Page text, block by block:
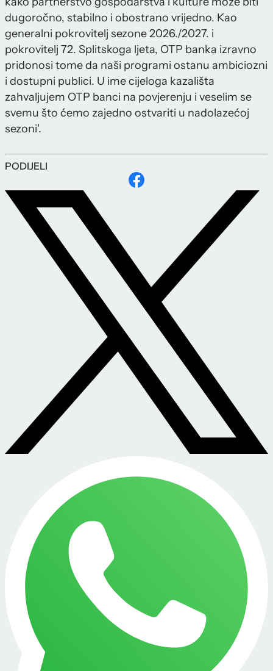
dugoročno, stabilno i obostrano vrijedno. Kao
generalni pokrovitelj sezone 2026./2027. i
pokrovitelj 72. Splitskoga ljeta, OTP banka izravno
pridonosi tome da naši programi ostanu ambiciozni
i dostupni publici. U ime cijeloga kazališta
zahvaljujem OTP banci na povjerenju i veselim se
svemu što ćemo zajedno ostvariti u nadolazećoj
sezoni'.
PODIJELI